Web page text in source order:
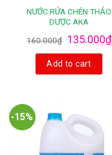
NƯỚC RỬA CHÉN THẢO
DƯỢC AKA
160.000₫ 135.000₫
Add to cart
-15%